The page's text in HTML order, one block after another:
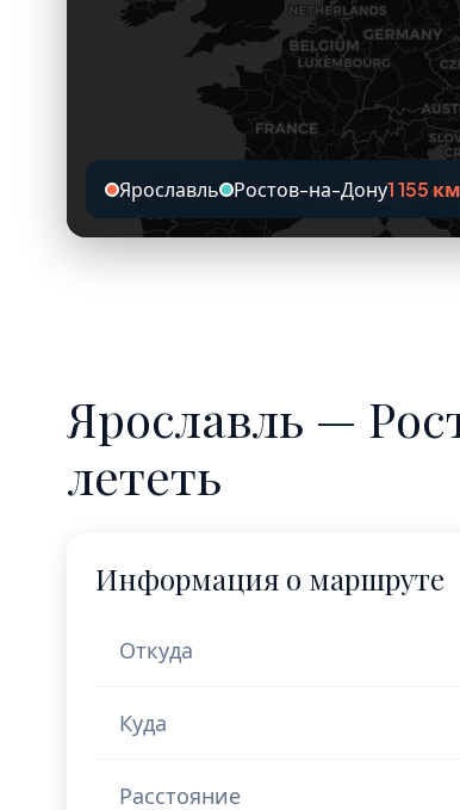
Ярославль Ростов-на-Дону1 155 км
Ярославль —
лететь
Информация о маршруте
Откуда
Куда
Расстояние